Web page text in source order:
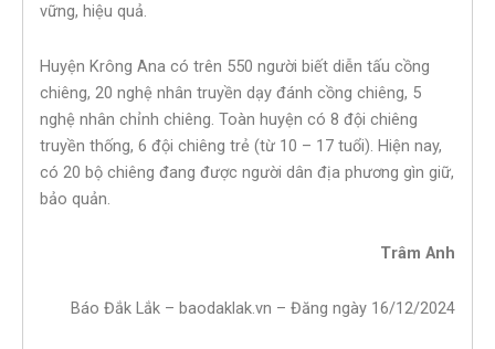
vững, hiệu quả.
Huyện Krông Ana có trên 550 người biết diễn tấu cồng
chiêng, 20 nghệ nhân truyền dạy đánh cồng chiêng, 5
nghệ nhân chỉnh chiêng. Toàn huyện có 8 đội chiêng
truyền thống, 6 đội chiêng trẻ (từ 10 – 17 tuổi). Hiện nay,
có 20 bộ chiêng đang được người dân địa phương gìn giữ,
bảo quản.
Trâm Anh
Báo Đắk Lắk – baodaklak.vn – Đăng ngày 16/12/2024